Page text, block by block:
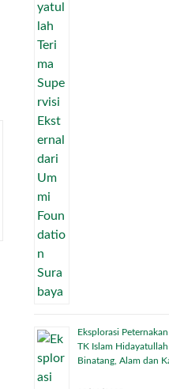
Eksplorasi
TK Islam
Binatang, Alam dan